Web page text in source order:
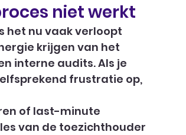
niet werkt
het nu vaak verloopt
krijgen van het
interne audits. Als je
frustratie op,
of last-minute
van de toezichthouder